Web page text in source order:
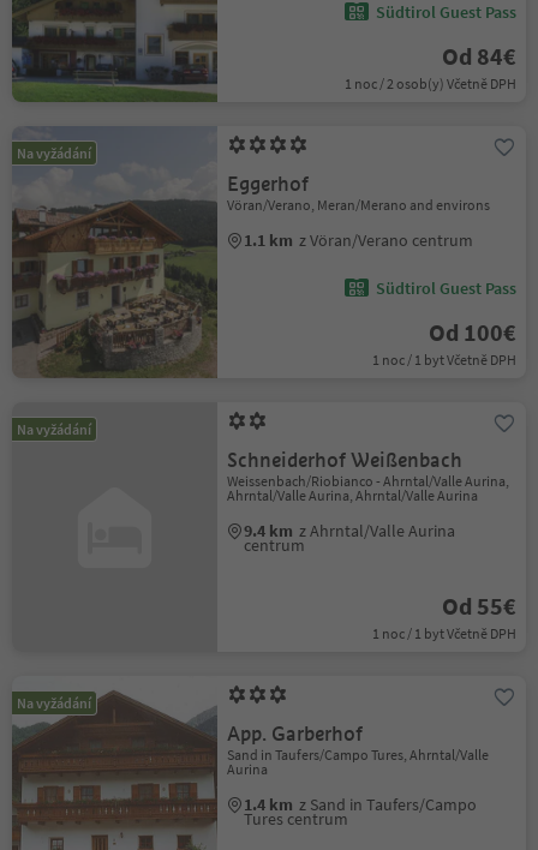
Südtirol Guest Pass
Od 84€
1 noc / 2 osob(y) Včetně DPH
Na vyžádání
Eggerhof
Vöran/Verano, Meran/Merano and environs
1.1 km z Vöran/Verano centrum
Südtirol Guest Pass
Od 100€
1 noc / 1 byt Včetně DPH
Na vyžádání
Schneiderhof Weißenbach
Weissenbach/Riobianco - Ahrntal/Valle Aurina,
Ahrntal/Valle Aurina, Ahrntal/Valle Aurina
9.4 km z Ahrntal/Valle Aurina
centrum
Od 55€
1 noc / 1 byt Včetně DPH
Na vyžádání
App. Garberhof
Sand in Taufers/Campo Tures, Ahrntal/Valle
Aurina
1.4 km z Sand in Taufers/Campo
Tures centrum